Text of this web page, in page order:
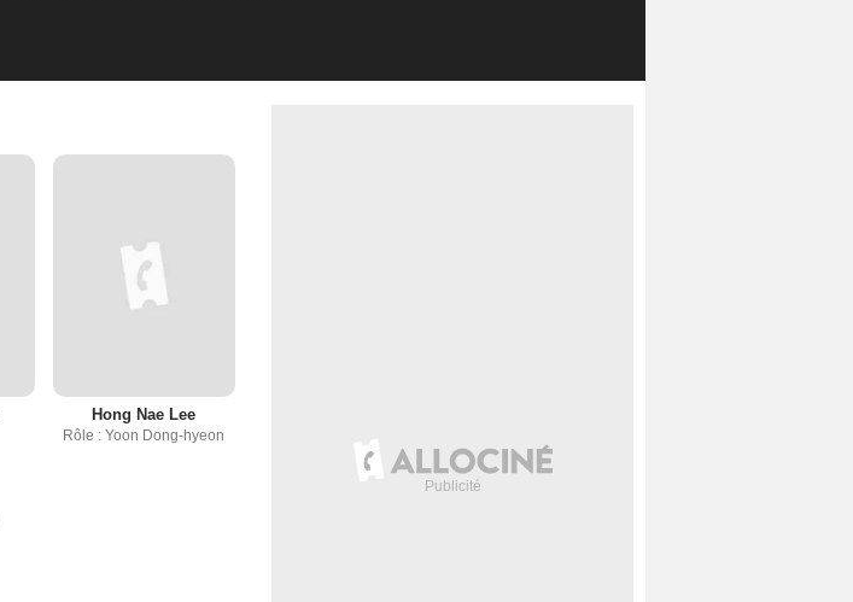
Hong Nae Lee
Rôle : Yoon Dong-hyeon